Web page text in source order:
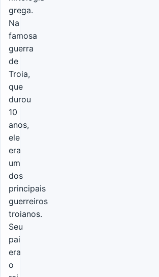
grega.
Na
famosa
guerra
de
Troia,
que
durou
10
anos,
ele
era
um
dos
principais
guerreiros
troianos.
Seu
pai
era
o